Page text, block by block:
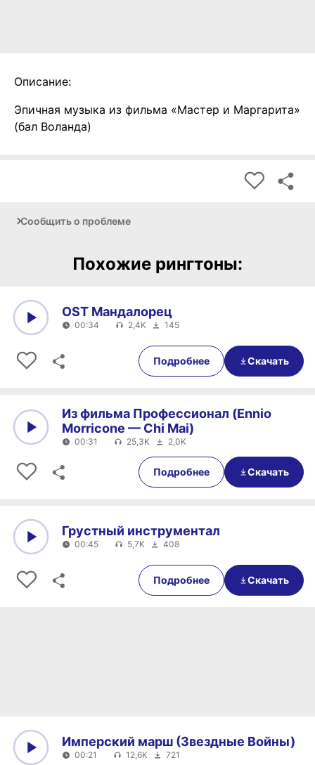
Описание:
Эпичная музыка из фильма «Мастер и Маргарита»
(бал Воланда)
Сообщить о проблеме
Похожие рингтоны:
00:34
OST Мандалорец
00:34 2,4K 145
Подробнее Скачать
00:31
Из фильма Профессионал (Ennio
Morricone — Chi Mai)
00:31 25,3K 2,0K
Подробнее Скачать
00:45
Грустный инструментал
00:45 5,7K 408
Подробнее Скачать
Имперский марш (Звездные Войны)
00:21 12,6K 721